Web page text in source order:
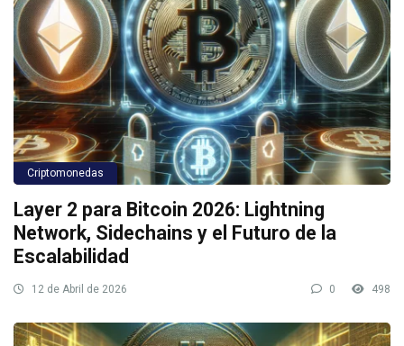
Criptomonedas
Layer 2 para Bitcoin 2026: Lightning
Network, Sidechains y el Futuro de la
Escalabilidad
12 de Abril de 2026 0 498